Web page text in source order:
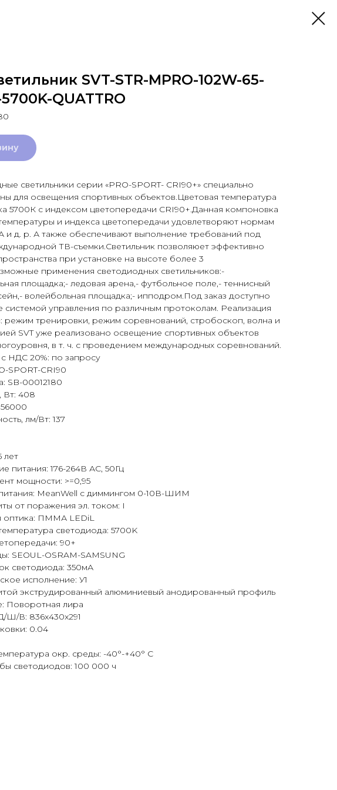
SVT-STR-MPRO-102W-65-
QUATTRO
светильники серии «PRO-SPORT- CRI90+» специально
для освещения спортивных объектов.Цветовая температура
5700К с индексом цветопередачи CRI90+.Данная компоновка
и индекса цветопередачи удовлетворяют нормам
д. р. А также обеспечивают выполнение требований под
ТВ-съемки.Светильник позволяюет эффективно
при установке на высоте более 3
применения светодиодных светильников:-
площадка;- ледовая арена,- футбольное поле,- теннисный
волейбольная площадка;- ипподром.Под заказ доступно
системой управления по различным протоколам. Реализация
режим тренировки, режим соревнований, стробоскоп, волна и
SVT уже реализовано освещение спортивных объектов
в т. ч. с проведением международных соревнований.
НДС 20%: по запросу
SPORT-CRI90
SB-00012180
Вт: 408
лм/Вт: 137
лет
питания: 176-264В АС, 50Гц
мощности: >=0,95
MeanWell с диммингом 0-10В-ШИМ
от поражения эл. током: I
оптика: ПММА LEDiL
светодиода: 5700K
90+
SEOUL-OSRAM-SAMSUNG
светодиода: 350мА
исполнение: У1
экструдированный алюминиевый анодированный профиль
Поворотная лира
Ш/В: 836x430x291
0.04
окр. среды: -40°-+40° С
светодиодов: 100 000 ч